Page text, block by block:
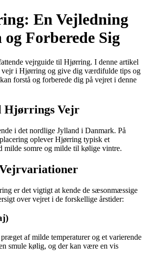
En Vejledning
Forberede Sig
vejrguide til Hjørring. I denne artikel
i Hjørring og give dig værdifulde tips og
forstå og forberede dig på vejret i denne
Hjørrings Vejr
i det nordlige Jylland i Danmark. På
oplever Hjørring typisk et
milde somre og milde til kølige vintre.
er det vigtigt at kende de sæsonmæssige
over vejret i de forskellige årstider:
af milde temperaturer og et varierende
smule kølig, og der kan være en vis